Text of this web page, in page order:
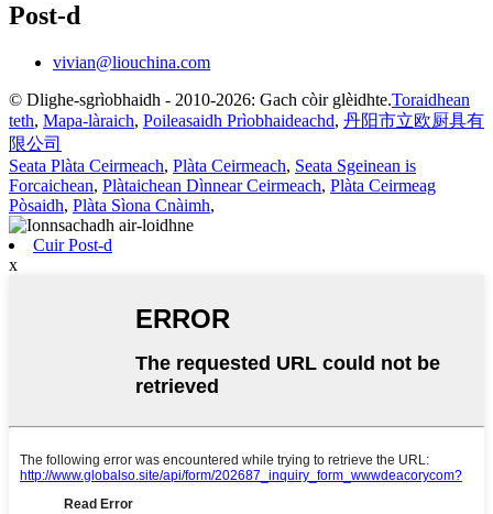
Post-d
vivian@liouchina.com
© Dlighe-sgrìobhaidh - 2010-2026: Gach còir glèidhte.Toraidhean
teth, Mapa-làraich, Poileasaidh Prìobhaideachd, 丹阳市立欧厨具有
限公司
Seata Plàta Ceirmeach, Plàta Ceirmeach, Seata Sgeinean is
Forcaichean, Plàtaichean Dìnnear Ceirmeach, Plàta Ceirmeag
Pòsaidh, Plàta Sìona Cnàimh,
Cuir Post-d
x